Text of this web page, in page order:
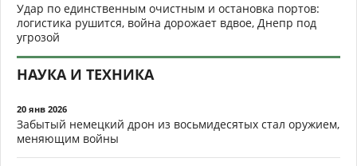
Удар по единственным очистным и остановка портов:
логистика рушится, война дорожает вдвое, Днепр под
угрозой
НАУКА И ТЕХНИКА
20 янв 2026
Забытый немецкий дрон из восьмидесятых стал оружием,
меняющим войны